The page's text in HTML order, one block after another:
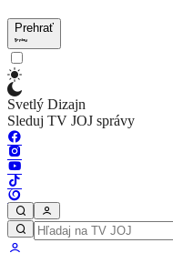
Prehrať
Svetlý Dizajn
Sleduj TV JOJ správy